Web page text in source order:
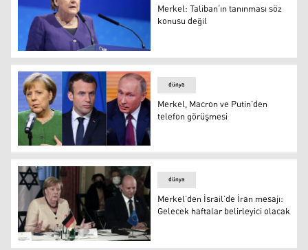
Merkel: Taliban’ın tanınması söz konusu değil
Merkel: Taliban’ın tanınması söz
konusu değil
Merkel, Macron ve Putin’den telefon görüşmesi
dünya
Merkel, Macron ve Putin’den
telefon görüşmesi
dünya
Merkel’den İsrail’de İran mesajı:
Gelecek haftalar belirleyici olacak